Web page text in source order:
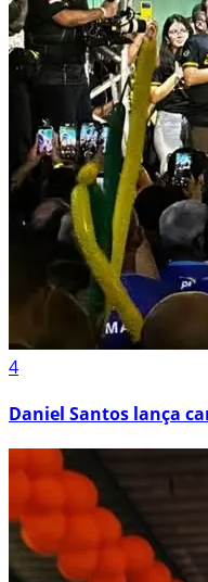
4
Daniel Santos lança